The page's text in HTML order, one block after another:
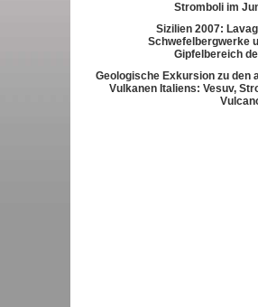
Stromboli im
Sizilien 2007:
Schwefelbergwerke
Gipfelbereich
Geologische Exkursion zu den
Vulkanen Italiens: Vesuv,